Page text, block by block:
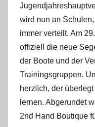
wird nun an
immer verteilt. Am
offiziell die neue
der Boote und der
Trainingsgruppen.
herzlich, der
lernen. Abgerundet
2nd Hand Boutique